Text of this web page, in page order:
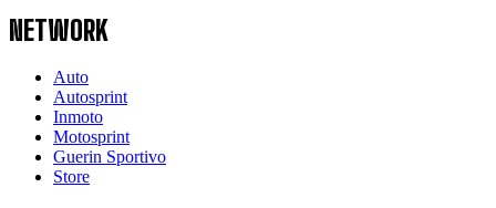
NETWORK
Auto
Autosprint
Inmoto
Motosprint
Guerin Sportivo
Store